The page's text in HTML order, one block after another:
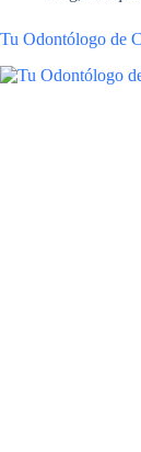
Tu Odontólogo de